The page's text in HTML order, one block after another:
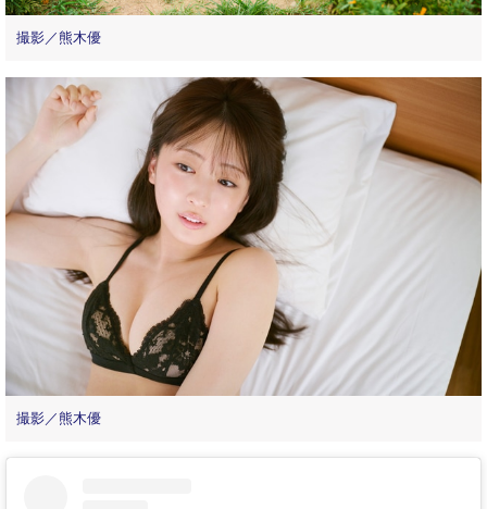
撮影／熊木優
撮影／熊木優